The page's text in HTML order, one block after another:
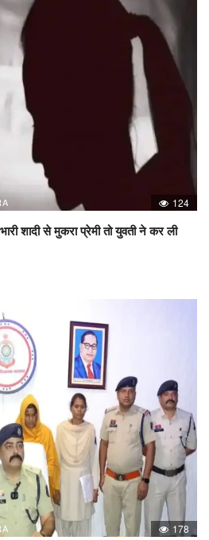
124
शादी से मुकरा प्रेमी तो युवती ने कर ली
178